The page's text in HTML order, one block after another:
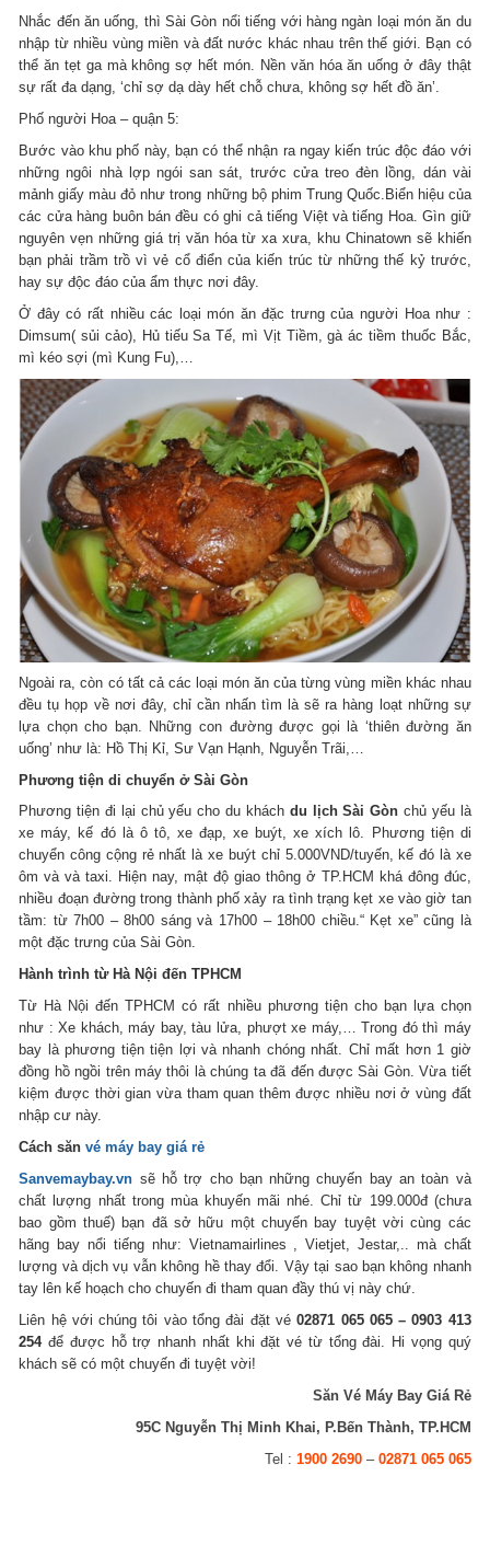
Nhắc đến ăn uống, thì Sài Gòn nổi tiếng với hàng ngàn loại món ăn du
nhập từ nhiều vùng miền và đất nước khác nhau trên thế giới. Bạn có
thể ăn tẹt ga mà không sợ hết món. Nền văn hóa ăn uống ở đây thật
sự rất đa dạng, ‘chỉ sợ dạ dày hết chỗ chưa, không sợ hết đồ ăn’.
Phố người Hoa – quận 5:
Bước vào khu phố này, bạn có thể nhận ra ngay kiến trúc độc đáo với
những ngôi nhà lợp ngói san sát, trước cửa treo đèn lồng, dán vài
mảnh giấy màu đỏ như trong những bộ phim Trung Quốc.Biển hiệu của
các cửa hàng buôn bán đều có ghi cả tiếng Việt và tiếng Hoa. Gìn giữ
nguyên vẹn những giá trị văn hóa từ xa xưa, khu Chinatown sẽ khiến
bạn phải trầm trồ vì vẻ cổ điển của kiến trúc từ những thế kỷ trước,
hay sự độc đáo của ẩm thực nơi đây.
Ở đây có rất nhiều các loại món ăn đặc trưng của người Hoa như :
Dimsum( sủi cảo), Hủ tiếu Sa Tế, mì Vịt Tiềm, gà ác tiềm thuốc Bắc,
mì kéo sợi (mì Kung Fu),…
Ngoài ra, còn có tất cả các loại món ăn của từng vùng miền khác nhau
đều tụ họp về nơi đây, chỉ cần nhấn tìm là sẽ ra hàng loạt những sự
lựa chọn cho bạn. Những con đường được gọi là ‘thiên đường ăn
uống’ như là: Hồ Thị Kỉ, Sư Vạn Hạnh, Nguyễn Trãi,…
Phương tiện di chuyển ở Sài Gòn
Phương tiện đi lại chủ yếu cho du khách du lịch Sài Gòn chủ yếu là
xe máy, kế đó là ô tô, xe đạp, xe buýt, xe xích lô. Phương tiện di
chuyển công cộng rẻ nhất là xe buýt chỉ 5.000VND/tuyến, kế đó là xe
ôm và và taxi. Hiện nay, mật độ giao thông ở TP.HCM khá đông đúc,
nhiều đoạn đường trong thành phố xảy ra tình trạng kẹt xe vào giờ tan
tầm: từ 7h00 – 8h00 sáng và 17h00 – 18h00 chiều.“ Kẹt xe” cũng là
một đặc trưng của Sài Gòn.
Hành trình từ Hà Nội đến TPHCM
Từ Hà Nội đến TPHCM có rất nhiều phương tiện cho bạn lựa chọn
như : Xe khách, máy bay, tàu lửa, phượt xe máy,… Trong đó thì máy
bay là phương tiện tiện lợi và nhanh chóng nhất. Chỉ mất hơn 1 giờ
đồng hồ ngồi trên máy thôi là chúng ta đã đến được Sài Gòn. Vừa tiết
kiệm được thời gian vừa tham quan thêm được nhiều nơi ở vùng đất
nhập cư này.
Cách sănvé máy bay giá rẻ
Sanvemaybay.vn sẽ hỗ trợ cho bạn những chuyến bay an toàn và
chất lượng nhất trong mùa khuyến mãi nhé. Chỉ từ 199.000đ (chưa
bao gồm thuế) bạn đã sở hữu một chuyến bay tuyệt vời cùng các
hãng bay nổi tiếng như: Vietnamairlines , Vietjet, Jestar,.. mà chất
lượng và dịch vụ vẫn không hề thay đổi. Vậy tại sao bạn không nhanh
tay lên kế hoạch cho chuyến đi tham quan đầy thú vị này chứ.
Liên hệ với chúng tôi vào tổng đài đặt vé02871 065 065 – 0903 413
254để được hỗ trợ nhanh nhất khi đặt vé từ tổng đài. Hi vọng quý
khách sẽ có một chuyến đi tuyệt vời!
Săn Vé Máy Bay Giá Rẻ
95C Nguyễn Thị Minh Khai, P.Bến Thành, TP.HCM
Tel : 1900 2690– 02871 065 065